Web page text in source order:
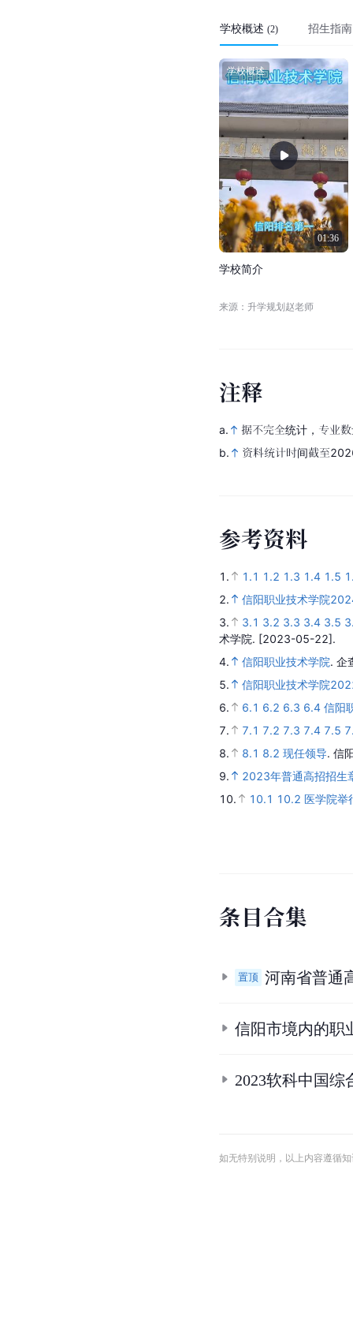
学校概述 (2) 招生指南
01:36
学校概述
学校简介
来源：升学规划赵老师
注释
a.
据不完全统计，专业
b.
资料统计时间截至
参考资料
1. 1.1 1.2 1.3 1.4 1.5
2.
信阳职业技术学院
3.
3.1 3.2 3.3 3.4 3.5
术学院. [2023-05-22].
4.
信阳职业技术学院. 企
5.
信阳职业技术学院
6.
6.1 6.2 6.3 6.4 信阳
7.
7.1 7.2 7.3 7.4 7.5
8.
8.1 8.2 现任领导. 信
9.
2023年普通高招招生
10.
10.1 10.2 医学院举
条目合集
置顶 河南省普通
信阳市境内的职
2023软科中国综
如无特别说明，以上内容遵循